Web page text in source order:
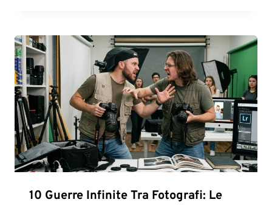
10 Guerre Infinite Tra Fotografi: Le